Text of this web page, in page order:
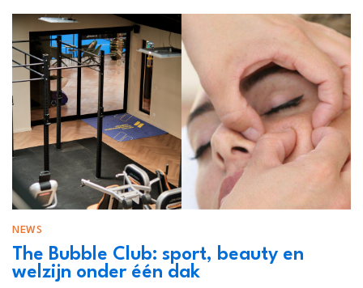
NEWS
The Bubble Club: sport, beauty en
welzijn onder één dak